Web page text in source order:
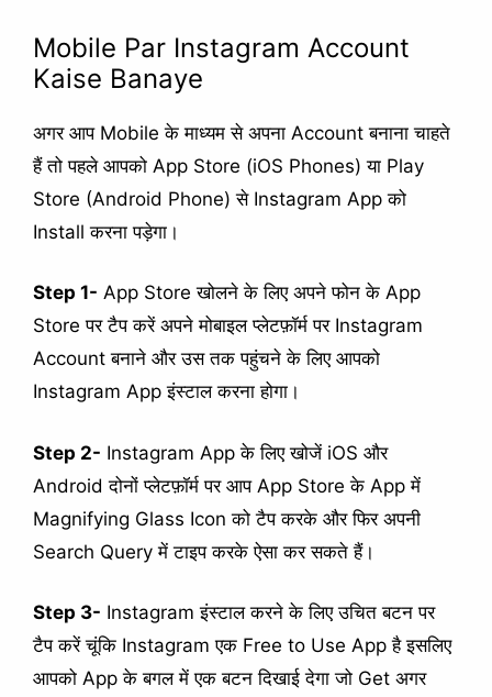
Mobile Par Instagram Account
Kaise Banaye
अगर आप Mobile के माध्यम से अपना Account बनाना चाहते
हैं तो पहले आपको App Store (iOS Phones) या Play
Store (Android Phone) से Instagram App को
Install करना पड़ेगा।
Step 1- App Store खोलने के लिए अपने फोन के App
Store पर टैप करें अपने मोबाइल प्लेटफ़ॉर्म पर Instagram
Account बनाने और उस तक पहुंचने के लिए आपको
Instagram App इंस्टाल करना होगा।
Step 2- Instagram App के लिए खोजें iOS और
Android दोनों प्लेटफ़ॉर्म पर आप App Store के App में
Magnifying Glass Icon को टैप करके और फिर अपनी
Search Query में टाइप करके ऐसा कर सकते हैं।
Step 3- Instagram इंस्टाल करने के लिए उचित बटन पर
टैप करें चूंकि Instagram एक Free to Use App है इसलिए
आपको App के बगल में एक बटन दिखाई देगा जो Get अगर